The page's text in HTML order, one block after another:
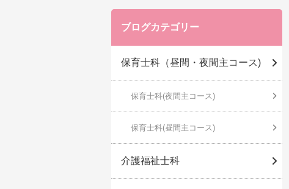
ブログカテゴリー
保育士科（昼間・夜間主コース)
保育士科(夜間主コース)
保育士科(昼間主コース)
介護福祉士科